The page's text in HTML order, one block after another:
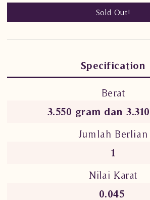
Sold Out!
Specification
Berat
3.550 gram dan
Jumlah Berlian
1
Nilai Karat
0.045